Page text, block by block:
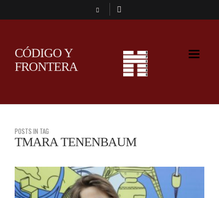
CÓDIGO Y
FRONTERA
POSTS IN TAG
TMARA TENENBAUM